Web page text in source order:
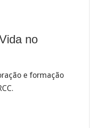
no
e formação